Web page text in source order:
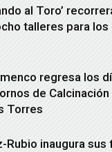
al Toro’
talleres para los
regresa los
de
Torres
Rubio inaugura sus